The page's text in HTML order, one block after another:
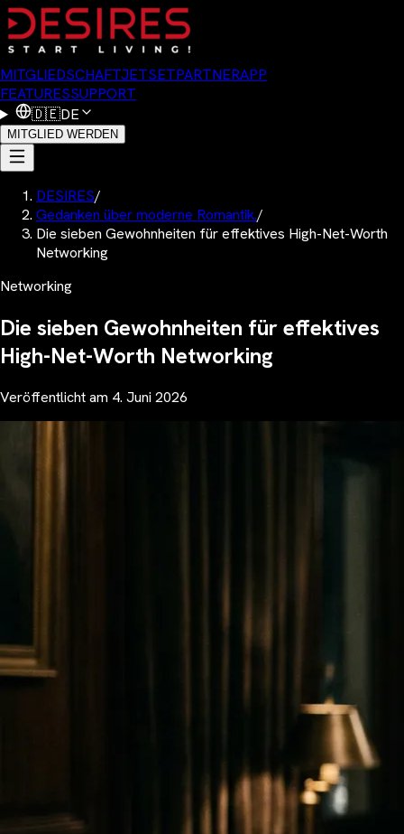
MITGLIEDSCHAFTJETSETPARTNERAPP
FEATURESSUPPORT
🇩🇪DE
MITGLIED WERDEN
DESIRES/
Gedanken über moderne Romantik./
Die sieben Gewohnheiten für effektives High-Net-Worth
Networking
Networking
Die sieben Gewohnheiten für effektives
High-Net-Worth Networking
Veröffentlicht am 4. Juni 2026